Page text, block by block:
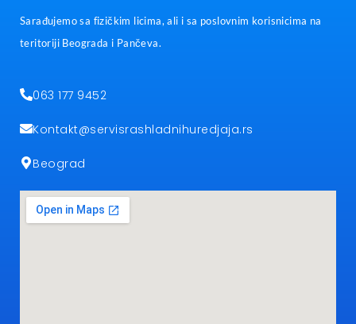
Sarađujemo sa fizičkim licima, ali i sa poslovnim korisnicima na
teritoriji Beograda i Pančeva.
063 177 9452
Kontakt@servisrashladnihuredjaja.rs
Beograd